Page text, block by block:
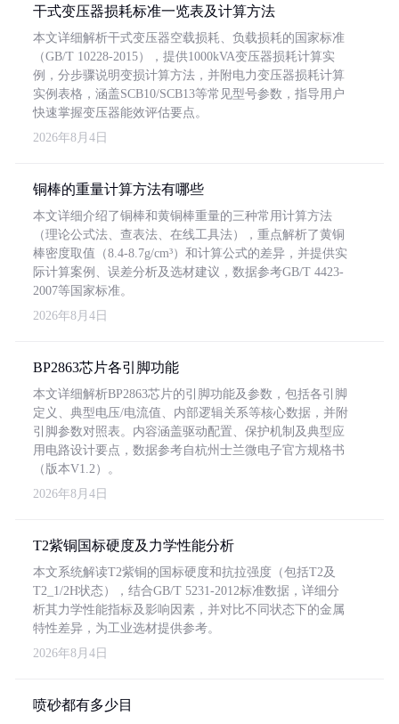
干式变压器损耗标准一览表及计算方法
本文详细解析干式变压器空载损耗、负载损耗的国家标准
（GB/T 10228-2015），提供1000kVA变压器损耗计算实
例，分步骤说明变损计算方法，并附电力变压器损耗计算
实例表格，涵盖SCB10/SCB13等常见型号参数，指导用户
快速掌握变压器能效评估要点。
2026年8月4日
铜棒的重量计算方法有哪些
本文详细介绍了铜棒和黄铜棒重量的三种常用计算方法
（理论公式法、查表法、在线工具法），重点解析了黄铜
棒密度取值（8.4-8.7g/cm³）和计算公式的差异，并提供实
际计算案例、误差分析及选材建议，数据参考GB/T 4423-
2007等国家标准。
2026年8月4日
BP2863芯片各引脚功能
本文详细解析BP2863芯片的引脚功能及参数，包括各引脚
定义、典型电压/电流值、内部逻辑关系等核心数据，并附
引脚参数对照表。内容涵盖驱动配置、保护机制及典型应
用电路设计要点，数据参考自杭州士兰微电子官方规格书
（版本V1.2）。
2026年8月4日
T2紫铜国标硬度及力学性能分析
本文系统解读T2紫铜的国标硬度和抗拉强度（包括T2及
T2_1/2H状态），结合GB/T 5231-2012标准数据，详细分
析其力学性能指标及影响因素，并对比不同状态下的金属
特性差异，为工业选材提供参考。
2026年8月4日
喷砂都有多少目